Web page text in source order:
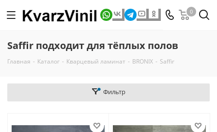
0
Saffir подходит для тёплых полов
Главная - Каталог - Кварцевый ламинат - BRONIX - Saffir
Фильтр